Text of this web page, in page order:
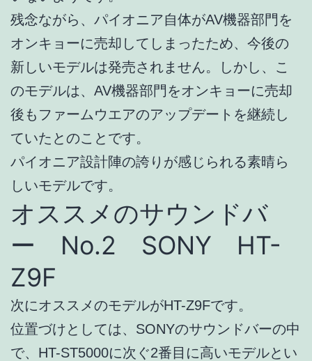
残念ながら、パイオニア自体がAV機器部門を
オンキョーに売却してしまったため、今後の
新しいモデルは発売されません。しかし、こ
のモデルは、AV機器部門をオンキョーに売却
後もファームウエアのアップデートを継続し
ていたとのことです。
パイオニア設計陣の誇りが感じられる素晴ら
しいモデルです。
オススメのサウンドバ
ー No.2 SONY HT-
Z9F
次にオススメのモデルがHT-Z9Fです。
位置づけとしては、SONYのサウンドバーの中
で、HT-ST5000に次ぐ2番目に高いモデルとい